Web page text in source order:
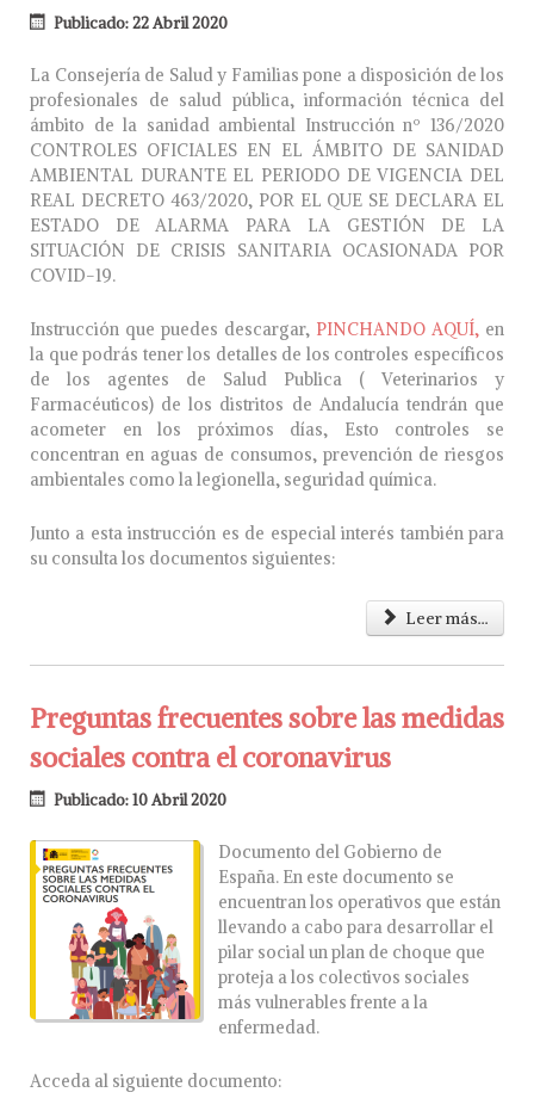
Publicado: 22 Abril 2020
La Consejería de Salud y Familias pone a disposición de los
profesionales de salud pública, información técnica del
ámbito de la sanidad ambiental Instrucción nº 136/2020
CONTROLES OFICIALES EN EL ÁMBITO DE SANIDAD
AMBIENTAL DURANTE EL PERIODO DE VIGENCIA DEL
REAL DECRETO 463/2020, POR EL QUE SE DECLARA EL
ESTADO DE ALARMA PARA LA GESTIÓN DE LA
SITUACIÓN DE CRISIS SANITARIA OCASIONADA POR
COVID-19.
Instrucción que puedes descargar, PINCHANDO AQUÍ, en
la que podrás tener los detalles de los controles específicos
de los agentes de Salud Publica ( Veterinarios y
Farmacéuticos) de los distritos de Andalucía tendrán que
acometer en los próximos días, Esto controles se
concentran en aguas de consumos, prevención de riesgos
ambientales como la legionella, seguridad química.
Junto a esta instrucción es de especial interés también para
su consulta los documentos siguientes:
Leer más...
Preguntas frecuentes sobre las medidas
sociales contra el coronavirus
Publicado: 10 Abril 2020
Documento del Gobierno de
España. En este documento se
encuentran los operativos que están
llevando a cabo para desarrollar el
pilar social un plan de choque que
proteja a los colectivos sociales
más vulnerables frente a la
enfermedad.
Acceda al siguiente documento: